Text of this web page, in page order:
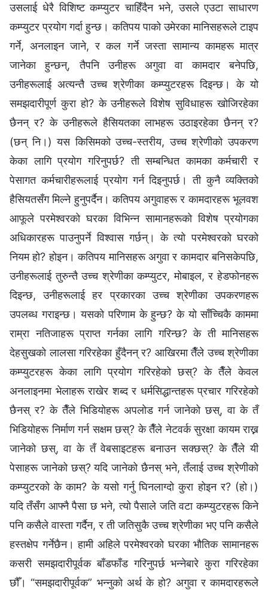
उसलाई धेरै विशिष्ट कम्प्युटर चाहिँदैन भने, उसले एउटा साधारण
कम्प्युटर प्रयोग गर्दा हुन्छ। कतिपय पाको उमेरका मानिसहरूले टाइप
गर्ने, अनलाइन जाने, र कल गर्ने जस्ता सामान्य कामहरू मात्र
जानेका हुन्छन्, तैपनि उनीहरू अगुवा वा कामदार बनेपछि,
उनीहरूलाई अत्यन्तै उच्च श्रेणीका कम्प्युटरहरू दिइन्छ। के यो
समझदारीपूर्ण कुरा हो? के उनीहरूले विशेष सुविधाहरू खोजिरहेका
छैनन् र? के उनीहरूले हैसियतका लाभहरू उठाइरहेका छैनन् र?
(छन् नि।) यस किसिमको उच्च-स्तरीय, उच्च श्रेणीको उपकरण
केका लागि प्रयोग गरिनुपर्छ? ती सम्बन्धित कामका कर्मचारी र
पेसागत कर्मचारीहरूलाई प्रयोग गर्न दिइनुपर्छ। ती कुनै व्यक्तिको
हैसियतसँग मिल्ने हुनुपर्दैन। कतिपय अगुवाहरू र कामदारहरू भूलवश
आफूले परमेश्‍वरको घरका विभिन्‍न सामानहरूको विशेष प्रयोगका
अधिकारहरू पाउनुपर्ने विश्‍वास गर्छन्। के त्यो परमेश्‍वरको घरको
नियम हो? होइन। कतिपय मानिसहरू अगुवा र कामदार बनिसकेपछि,
उनीहरूलाई तुरुन्तै उच्च श्रेणीका कम्प्युटर, मोबाइल, र हेडफोनहरू
दिइन्छ, उनीहरूलाई हर प्रकारका उच्च श्रेणीका उपकरणहरू
उपलब्ध गराइन्छ। यसको परिणाम के हुन्छ? के यो साँच्चिकै काममा
राम्रा नतिजाहरू प्राप्त गर्नका लागि गरिन्छ? के ती मानिसहरू
देहसुखको लालसा गरिरहेका हुँदैनन् र? आखिरमा तैँले उच्च श्रेणीका
कम्प्युटरहरू केका लागि प्रयोग गरिरहेको छस्? के तैँले केवल
अनलाइनमा भेलाहरू राखेर शब्द र धर्मसिद्धान्तहरू प्रचार गरिरहेको
छैनस् र? के तैँले भिडियोहरू अपलोड गर्न जानेको छस्, वा के तँ
भिडियोहरू निर्माण गर्न सक्षम छस्? के तैँले नेटवर्क सुरक्षा कायम राख्न
जानेको छस्, वा के तँ वेबसाइटहरू बनाउन सक्छस्? के तैँले यी
पेसाहरू जानेको छस्? यदि जानेको छैनस् भने, तँलाई उच्च श्रेणीको
कम्प्युटरको के काम? के यसो गर्नु घिनलाग्दो कुरा होइन र? (हो।)
यदि तँसँग आफ्नै पैसा छ भने, त्यो पैसाले जति वटा कम्प्युटरहरू किने
पनि कसैले वास्ता गर्दैन, र ती जतिसुकै उच्च श्रेणीका भए पनि कसैले
हस्तक्षेप गर्नेछैन। हामी अहिले परमेश्‍वरको घरका भौतिक सामानहरू
कसरी समझदारीपूर्वक बाँडफाँड गरिनुपर्छ भन्‍नेबारे कुरा गरिरहेका
छौँ। “समझदारीपूर्वक” भन्‍नुको अर्थ के हो? अगुवा र कामदारहरूले